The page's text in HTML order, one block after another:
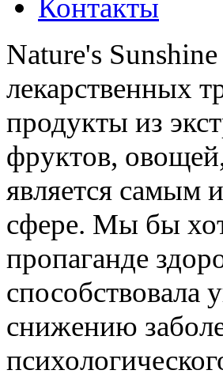
Контакты
Nature's
лекарственных
продукты из
фруктов,
является самым
сфере. Мы бы
пропаганде
снижению